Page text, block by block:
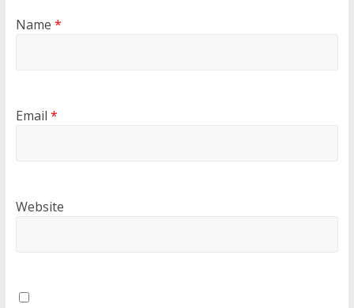
Name *
Email *
Website